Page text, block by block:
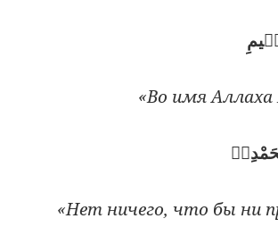
«Во имя
«Нет ничего, что бы ни